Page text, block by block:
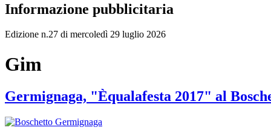
Informazione pubblicitaria
Edizione n.27 di mercoledì 29 luglio 2026
Gim
Germignaga, "Èqualafesta 2017" al